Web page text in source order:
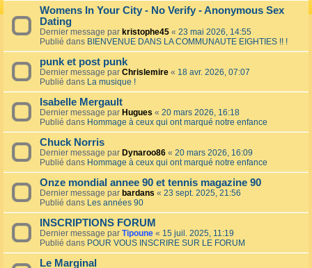
Womens In Your City - No Verify - Anonymous Sex
Dating
Dernier message par kristophe45 « 23 mai 2026, 14:55
Publié dans BIENVENUE DANS LA COMMUNAUTE EIGHTIES !! !
punk et post punk
Dernier message par Chrislemire « 18 avr. 2026, 07:07
Publié dans La musique !
Isabelle Mergault
Dernier message par Hugues « 20 mars 2026, 16:18
Publié dans Hommage à ceux qui ont marqué notre enfance
Chuck Norris
Dernier message par Dynaroo86 « 20 mars 2026, 16:09
Publié dans Hommage à ceux qui ont marqué notre enfance
Onze mondial annee 90 et tennis magazine 90
Dernier message par bardans « 23 sept. 2025, 21:56
Publié dans Les années 90
INSCRIPTIONS FORUM
Dernier message par Tipoune « 15 juil. 2025, 11:19
Publié dans POUR VOUS INSCRIRE SUR LE FORUM
Le Marginal